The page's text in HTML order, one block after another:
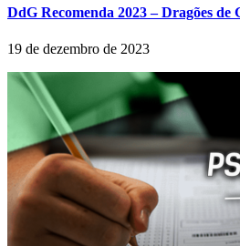
DdG Recomenda 2023 – Dragões de
19 de dezembro de 2023